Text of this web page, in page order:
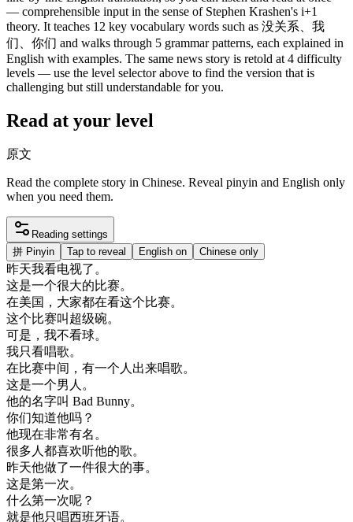
— comprehensible input in the sense of Stephen Krashen's i+1
theory. It teaches 12 key vocabulary words such as 没关系、我
们、你们 and walks through 5 grammar patterns, each explained in
English with examples. The same news story is retold at 4 difficulty
levels — use the level selector above to find the version that is
challenging but still understandable for you.
Read at your level
原文
Read the complete story in Chinese. Reveal pinyin and English only
when you need them.
Reading settings
拼 Pinyin Tap to reveal English on Chinese only
昨天我看电视了。
这是一个很大的比赛。
在美国 ， 大家都在看这个比赛。
这个比赛叫 超级碗。
可是 ， 我不看球。
我只看唱歌。
在比赛中间 ， 有一个人出来唱歌。
这是一个男人。
他的名字叫 Bad Bunny。
你们知道他吗 ？
他现在非常有名。
很多人都喜欢听他的歌。
昨天他做了一件很大的事。
这是第一次。
什么第一次呢 ？
就是他只唱西班牙语。